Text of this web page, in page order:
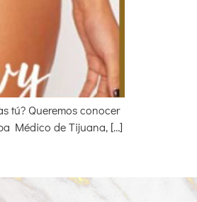
tú? Queremos conocer
Médico de Tijuana, […]